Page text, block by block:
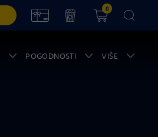
0
POGODNOSTI VIŠE